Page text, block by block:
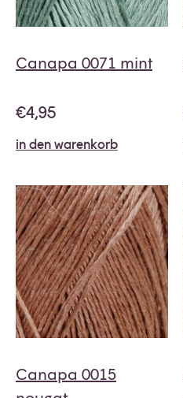
Canapa 0071 mint
€4,95
in den warenkorb
Canapa 0015